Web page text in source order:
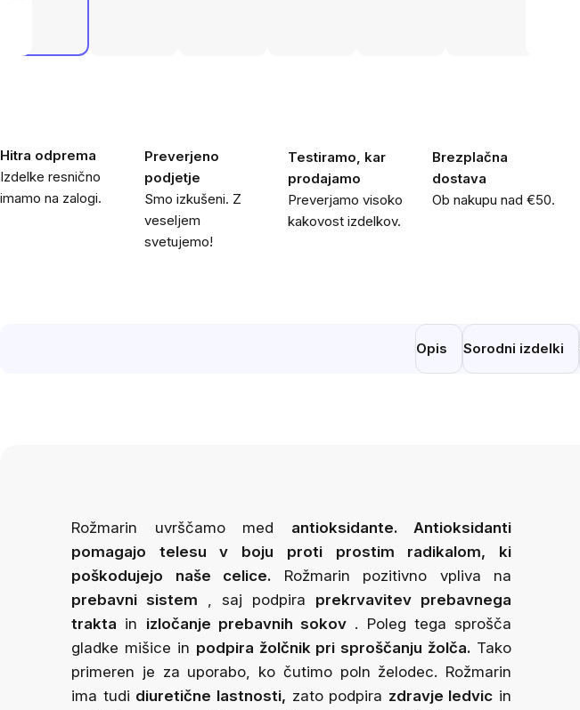
Hitra odprema
Izdelke resnično
imamo na zalogi.
Preverjeno
podjetje
Smo izkušeni. Z
veseljem
svetujemo!
Testiramo, kar
prodajamo
Preverjamo visoko
kakovost izdelkov.
Brezplačna
dostava
Ob nakupu nad €50.
Opis Sorodni izdelki
Rožmarin uvrščamo med
antioksidante. Antioksidanti
pomagajo telesu v boju proti prostim radikalom, ki
poškodujejo naše celice.
Rožmarin pozitivno vpliva na
prebavni sistem
, saj podpira prekrvavitev prebavnega
trakta in izločanje prebavnih sokov . Poleg tega sprošča
gladke mišice in podpira žolčnik pri sproščanju žolča. Tako
primeren je za uporabo, ko čutimo poln želodec. Rožmarin
ima tudi diuretične lastnosti, zato podpira zdravje ledvic in